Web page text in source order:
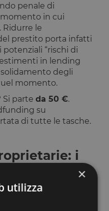
penale di
in cui
Ridurre le
prestito porta infatti
“rischi di
in lending
degli
momento.
Si parte da 50 €.
su
di tutte le tasche.
i
su Crowdlender può
×
utilizza